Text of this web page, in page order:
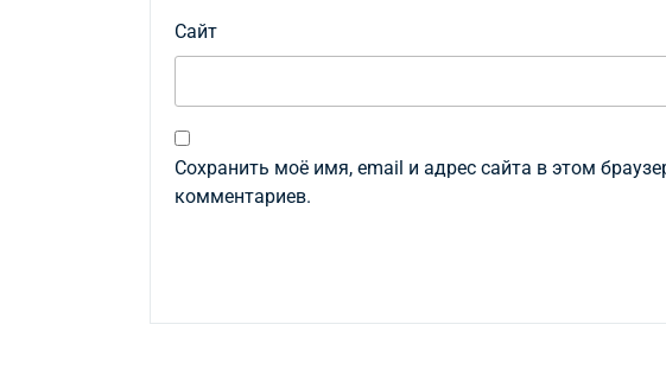
Сайт
Сохранить моё имя, email и адрес сайта в этом
комментариев.